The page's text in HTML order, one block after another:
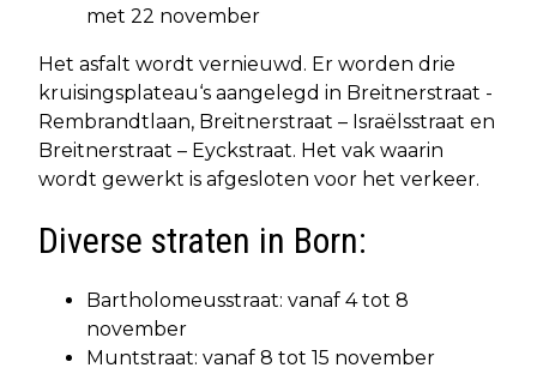
met 22 november
Het asfalt wordt vernieuwd. Er worden drie
kruisingsplateau‘s aangelegd in Breitnerstraat -
Rembrandtlaan, Breitnerstraat – Israëlsstraat en
Breitnerstraat – Eyckstraat. Het vak waarin
wordt gewerkt is afgesloten voor het verkeer.
Diverse straten in Born:
Bartholomeusstraat: vanaf 4 tot 8
november
Muntstraat: vanaf 8 tot 15 november